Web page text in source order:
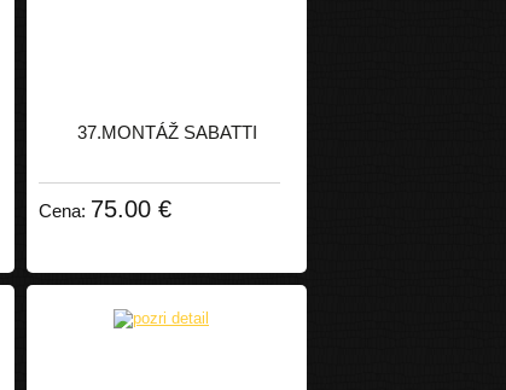
37.MONTÁŽ SABATTI
Cena: 75.00 €